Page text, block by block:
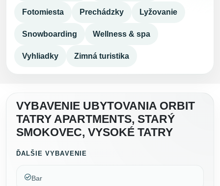
Fotomiesta Prechádzky Lyžovanie
Snowboarding Wellness & spa
Vyhliadky Zimná turistika
VYBAVENIE UBYTOVANIA ORBIT
TATRY APARTMENTS, STARÝ
SMOKOVEC, VYSOKÉ TATRY
ĎALŠIE VYBAVENIE
Bar